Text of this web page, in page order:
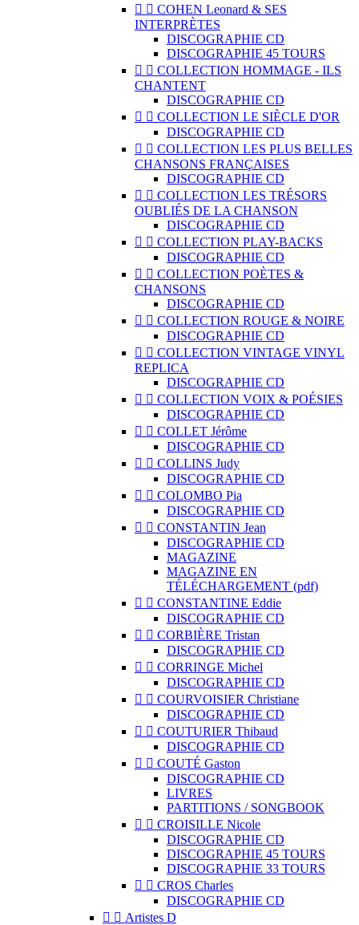
  COHEN Leonard & SES
INTERPRÈTES
DISCOGRAPHIE CD
DISCOGRAPHIE 45 TOURS
  COLLECTION HOMMAGE - ILS
CHANTENT
DISCOGRAPHIE CD
  COLLECTION LE SIÈCLE D'OR
DISCOGRAPHIE CD
  COLLECTION LES PLUS BELLES
CHANSONS FRANÇAISES
DISCOGRAPHIE CD
  COLLECTION LES TRÉSORS
OUBLIÉS DE LA CHANSON
DISCOGRAPHIE CD
  COLLECTION PLAY-BACKS
DISCOGRAPHIE CD
  COLLECTION POÈTES &
CHANSONS
DISCOGRAPHIE CD
  COLLECTION ROUGE & NOIRE
DISCOGRAPHIE CD
  COLLECTION VINTAGE VINYL
REPLICA
DISCOGRAPHIE CD
  COLLECTION VOIX & POÉSIES
DISCOGRAPHIE CD
  COLLET Jérôme
DISCOGRAPHIE CD
  COLLINS Judy
DISCOGRAPHIE CD
  COLOMBO Pia
DISCOGRAPHIE CD
  CONSTANTIN Jean
DISCOGRAPHIE CD
MAGAZINE
MAGAZINE EN
TÉLÉCHARGEMENT (pdf)
  CONSTANTINE Eddie
DISCOGRAPHIE CD
  CORBIÈRE Tristan
DISCOGRAPHIE CD
  CORRINGE Michel
DISCOGRAPHIE CD
  COURVOISIER Christiane
DISCOGRAPHIE CD
  COUTURIER Thibaud
DISCOGRAPHIE CD
  COUTÉ Gaston
DISCOGRAPHIE CD
LIVRES
PARTITIONS / SONGBOOK
  CROISILLE Nicole
DISCOGRAPHIE CD
DISCOGRAPHIE 45 TOURS
DISCOGRAPHIE 33 TOURS
  CROS Charles
DISCOGRAPHIE CD
  Artistes D